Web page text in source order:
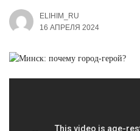
ELIHIM_RU
16 АПРЕЛЯ 2024